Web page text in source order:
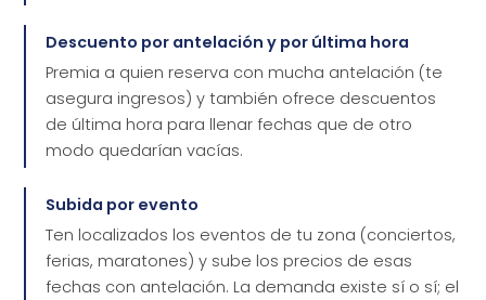
Descuento por antelación y por última hora
Premia a quien reserva con mucha antelación (te
asegura ingresos) y también ofrece descuentos
de última hora para llenar fechas que de otro
modo quedarían vacías.
Subida por evento
Ten localizados los eventos de tu zona (conciertos,
ferias, maratones) y sube los precios de esas
fechas con antelación. La demanda existe sí o sí; el